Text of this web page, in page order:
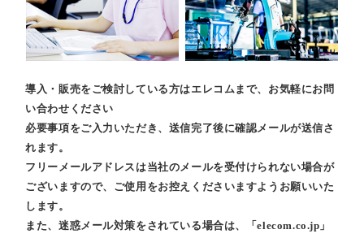
導入・販売をご検討している方はエレコムまで、お気軽にお問
い合わせください
必要事項をご入力いただき、送信完了後に確認メールが送信さ
れます。
フリーメールアドレスは当社のメールを受付けられない場合が
ございますので、ご使用をお控えくださいますようお願いいた
します。
また、迷惑メール対策をされている場合は、「elecom.co.jp」